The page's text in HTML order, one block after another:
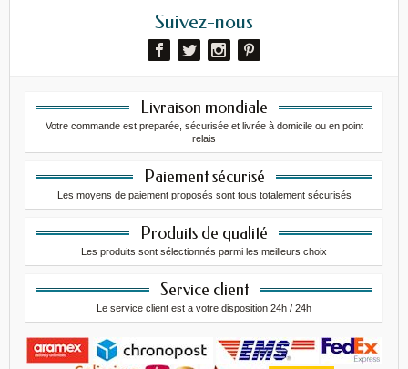
Suivez-nous
Livraison mondiale
Votre commande est preparée, sécurisée et livrée à domicile ou en point
relais
Paiement sécurisé
Les moyens de paiement proposés sont tous totalement sécurisés
Produits de qualité
Les produits sont sélectionnés parmi les meilleurs choix
Service client
Le service client est a votre disposition 24h / 24h